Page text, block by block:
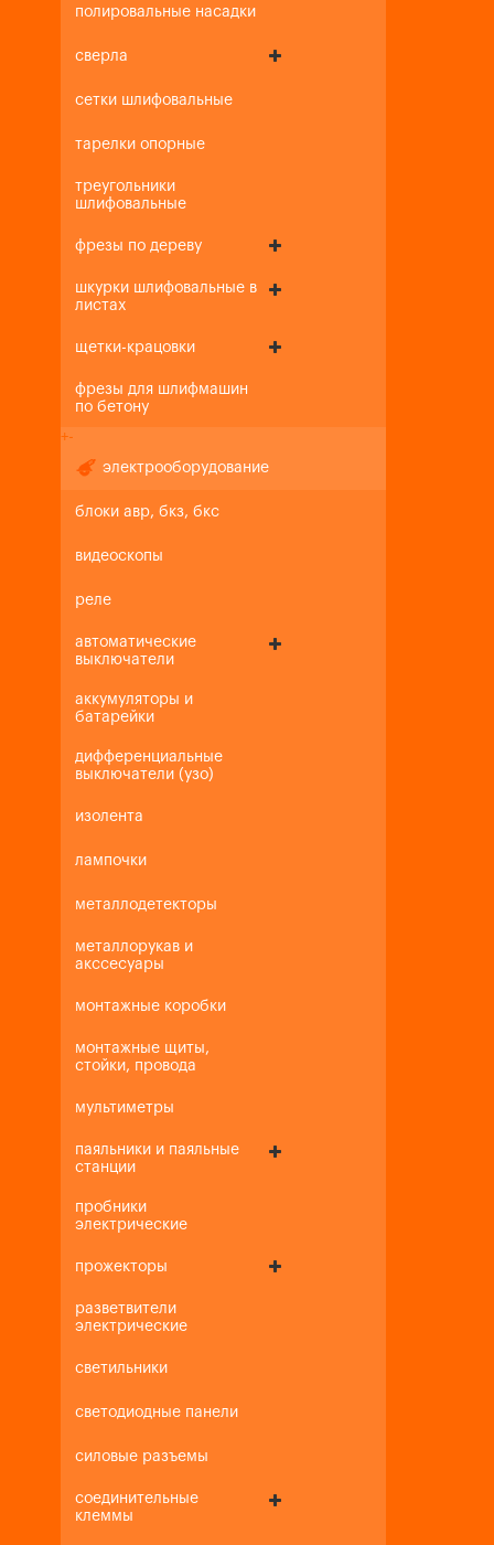
полировальные насадки
сверла
сетки шлифовальные
тарелки опорные
треугольники
шлифовальные
фрезы по дереву
шкурки шлифовальные в
листах
щетки-крацовки
фрезы для шлифмашин
по бетону
+-
электрооборудование
блоки авр, бкз, бкс
видеоскопы
реле
автоматические
выключатели
аккумуляторы и
батарейки
дифференциальные
выключатели (узо)
изолента
лампочки
металлодетекторы
металлорукав и
акссесуары
монтажные коробки
монтажные щиты,
стойки, провода
мультиметры
паяльники и паяльные
станции
пробники
электрические
прожекторы
разветвители
электрические
светильники
светодиодные панели
силовые разъемы
соединительные
клеммы